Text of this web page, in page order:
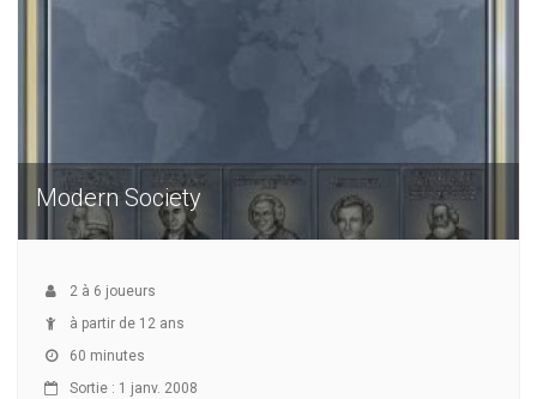
Modern Society
2 à 6 joueurs
à partir de 12 ans
60 minutes
Sortie : 1 janv. 2008